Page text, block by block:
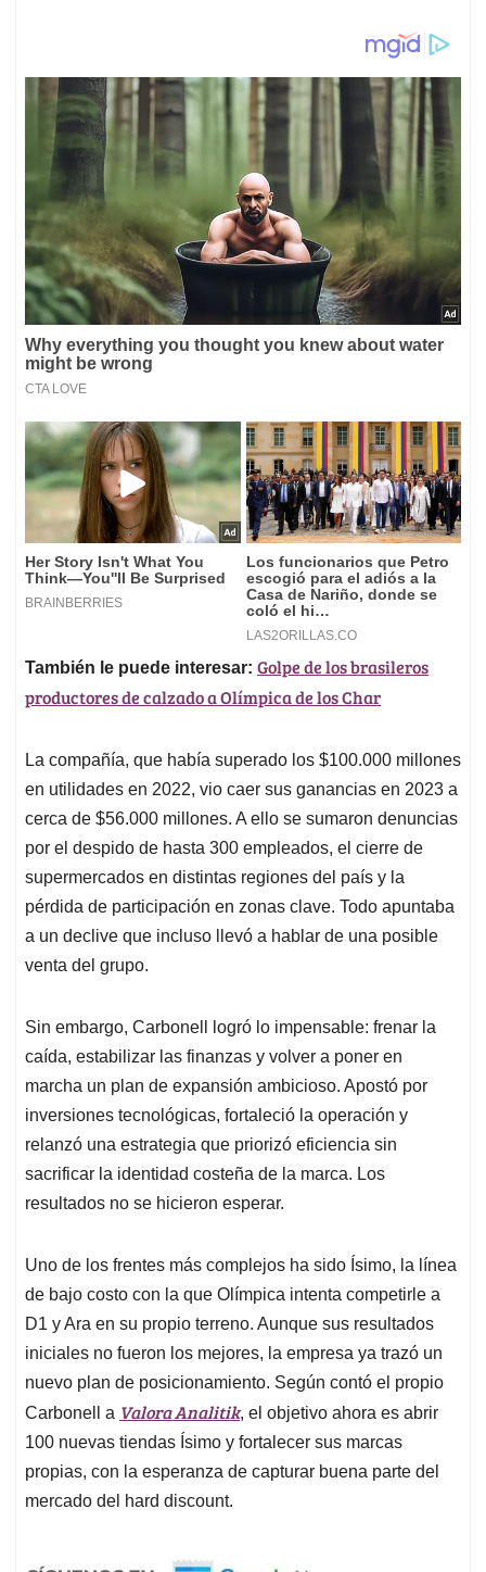
También le puede interesar: Golpe de los brasileros
productores de calzado a Olímpica de los Char
La compañía, que había superado los $100.000 millones
en utilidades en 2022, vio caer sus ganancias en 2023 a
cerca de $56.000 millones. A ello se sumaron denuncias
por el despido de hasta 300 empleados, el cierre de
supermercados en distintas regiones del país y la
pérdida de participación en zonas clave. Todo apuntaba
a un declive que incluso llevó a hablar de una posible
venta del grupo.
Sin embargo, Carbonell logró lo impensable: frenar la
caída, estabilizar las finanzas y volver a poner en
marcha un plan de expansión ambicioso. Apostó por
inversiones tecnológicas, fortaleció la operación y
relanzó una estrategia que priorizó eficiencia sin
sacrificar la identidad costeña de la marca. Los
resultados no se hicieron esperar.
Uno de los frentes más complejos ha sido Ísimo, la línea
de bajo costo con la que Olímpica intenta competirle a
D1 y Ara en su propio terreno. Aunque sus resultados
iniciales no fueron los mejores, la empresa ya trazó un
nuevo plan de posicionamiento. Según contó el propio
Carbonell a Valora Analitik, el objetivo ahora es abrir
100 nuevas tiendas Ísimo y fortalecer sus marcas
propias, con la esperanza de capturar buena parte del
mercado del hard discount.